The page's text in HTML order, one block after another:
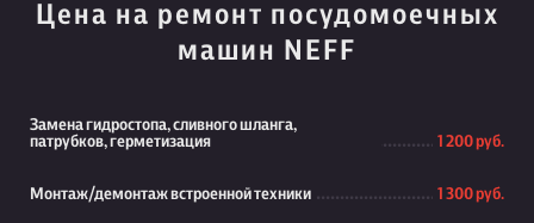
Цена на ремонт посудомоечных
машин NEFF
Замена гидростопа, сливного шланга,
патрубков, герметизация
1 200 руб.
Монтаж/демонтаж встроенной техники 1 300 руб.